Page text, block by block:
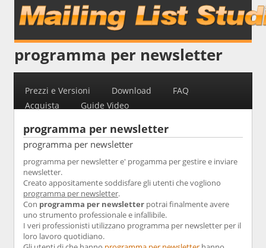
programma per newsletter
Prezzi e Versioni Download
FAQ
Acquista
Guide Video
programma per newsletter
programma per newsletter
programma per newsletter e' progamma per gestire e inviare
newsletter.
Creato appositamente soddisfare gli utenti che vogliono
programma per newsletter.
Con programma per newsletter potrai finalmente avere
uno strumento professionale e infallibile.
I veri professionisti utilizzano programma per newsletter per il
loro lavoro quotidiano.